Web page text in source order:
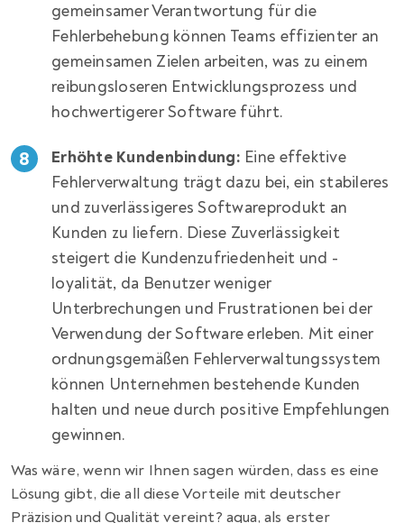
gemeinsamer Verantwortung für die
Fehlerbehebung können Teams effizienter an
gemeinsamen Zielen arbeiten, was zu einem
reibungsloseren Entwicklungsprozess und
hochwertigerer Software führt.
Erhöhte Kundenbindung: Eine effektive
Fehlerverwaltung trägt dazu bei, ein stabileres
und zuverlässigeres Softwareprodukt an
Kunden zu liefern. Diese Zuverlässigkeit
steigert die Kundenzufriedenheit und -
loyalität, da Benutzer weniger
Unterbrechungen und Frustrationen bei der
Verwendung der Software erleben. Mit einer
ordnungsgemäßen Fehlerverwaltungssystem
können Unternehmen bestehende Kunden
halten und neue durch positive Empfehlungen
gewinnen.
Was wäre, wenn wir Ihnen sagen würden, dass es eine
Lösung gibt, die all diese Vorteile mit deutscher
Präzision und Qualität vereint? aqua, als erster